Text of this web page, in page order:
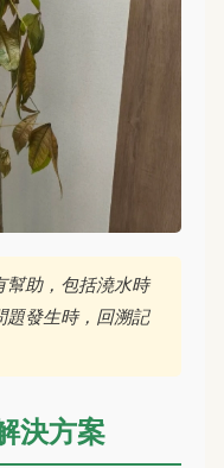
幫助，包括澆水時
題發生時，回溯記
決方案